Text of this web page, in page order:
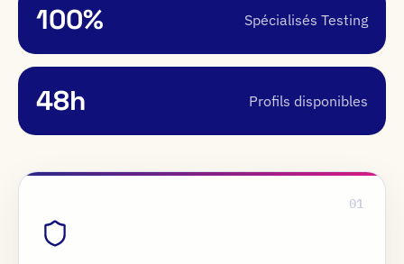
100% Spécialisés Testing
48h Profils disponibles
01